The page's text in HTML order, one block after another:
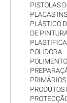
PISTOLAS
PLACAS
PLÁSTICO
DE
POLIDORA
POLIMENTO
PRIMÁRIOS